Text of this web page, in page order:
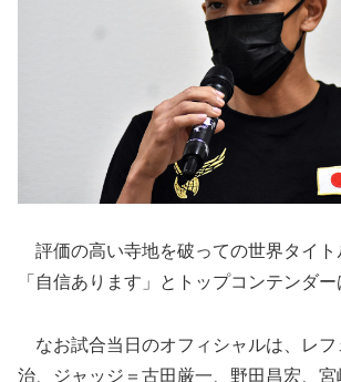
評価の高い寺地を破っての世界タイト
「自信あります」とトップコンテンダー
なお試合当日のオフィシャルは、レフ
治、ジャッジ＝古田厳一、野田昌宏、